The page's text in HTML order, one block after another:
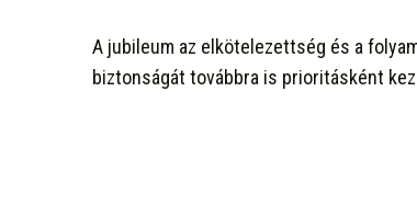
A jubileum az elkötelezettség és a
biztonságát továbbra is prioritásként